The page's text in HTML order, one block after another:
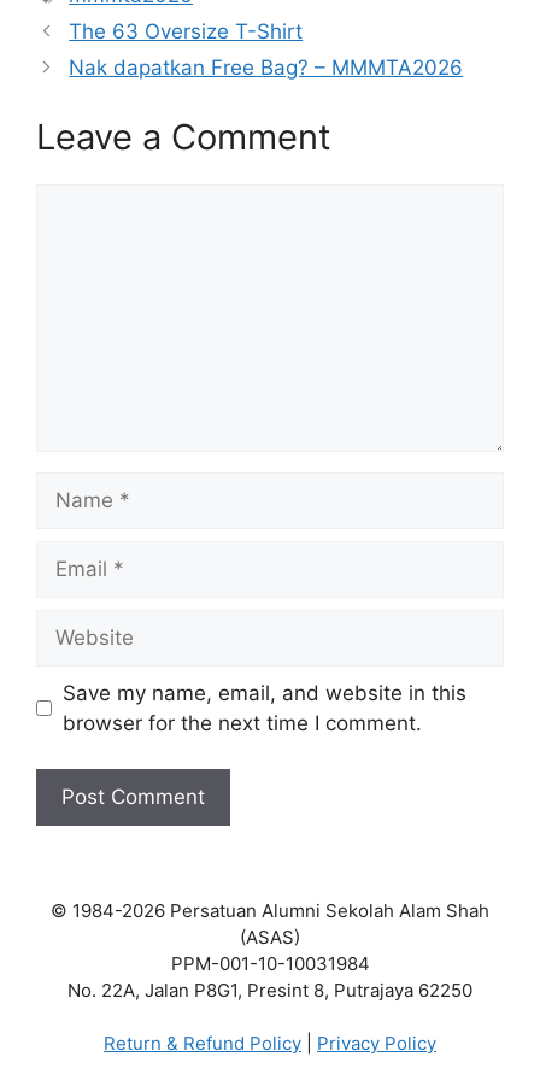
The 63 Oversize T-Shirt
Nak dapatkan Free Bag? – MMMTA2026
Leave a Comment
Save my name, email, and website in this
browser for the next time I comment.
© 1984-2026 Persatuan Alumni Sekolah Alam Shah
(ASAS)
PPM-001-10-10031984
No. 22A, Jalan P8G1, Presint 8, Putrajaya 62250
Return & Refund Policy Privacy Policy